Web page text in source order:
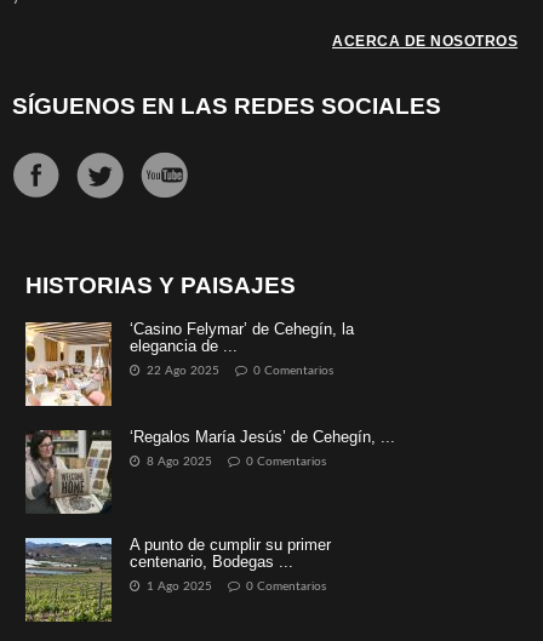
ACERCA DE NOSOTROS
SÍGUENOS EN LAS REDES SOCIALES
HISTORIAS Y PAISAJES
‘Casino Felymar’ de Cehegín, la
elegancia de ...
22 Ago 2025 0 Comentarios
‘Regalos María Jesús’ de Cehegín, ...
8 Ago 2025 0 Comentarios
A punto de cumplir su primer
centenario, Bodegas ...
1 Ago 2025 0 Comentarios